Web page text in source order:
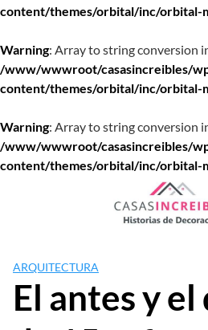
content/themes/orbital/inc/orbital-
Warning: Array to string conversion
/www/wwwroot/casasincreibles/
content/themes/orbital/inc/orbital-
Warning: Array to string conversion
/www/wwwroot/casasincreibles/
content/themes/orbital/inc/orbital-
ARQUITECTURA
El antes y el